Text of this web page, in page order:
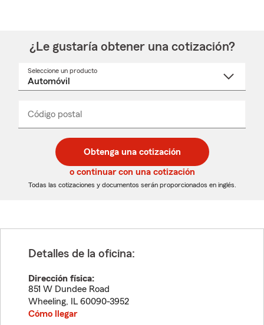
¿Le gustaría obtener una cotización?
Seleccione un producto
desplegable
Código postal
de
5
dígitos
de
5
dígitos
_____
Obtenga una cotización
o continuar con una cotización
Todas las cotizaciones y documentos serán proporcionados en inglés.
Detalles de la oficina:
Dirección física:
851 W Dundee Road
Wheeling, IL 60090-3952
Cómo llegar